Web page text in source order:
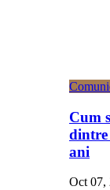
Cum
dintre
ani
Oct 07,